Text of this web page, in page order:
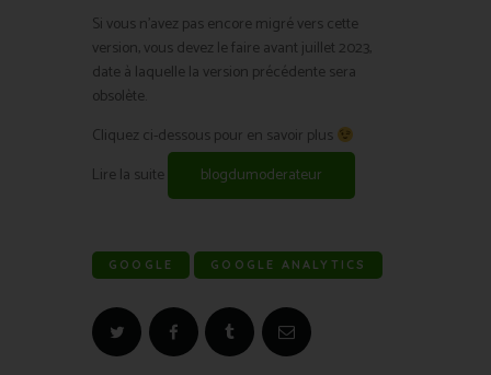
Si vous n’avez pas encore migré vers cette
version, vous devez le faire avant juillet 2023,
date à laquelle la version précédente sera
obsolète.
Cliquez ci-dessous pour en savoir plus
Lire la suite
blogdumoderateur
GOOGLE GOOGLE ANALYTICS